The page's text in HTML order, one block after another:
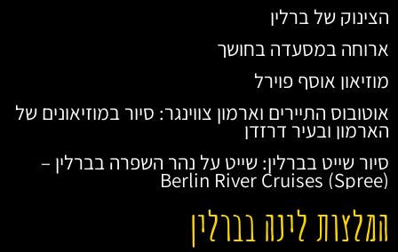
הצינוק של ברלין
ארוחה במסעדה בחושך
מוזיאון אוסף פוירל
אוטובוס התיירים וארמון צווינגר: סיור במוזיאונים של
הארמון ובעיר דרזדן
סיור שייט בברלין: שייט על נהר השפרה בברלין –
Berlin River Cruises (Spree)
המלצות לינה בברלין